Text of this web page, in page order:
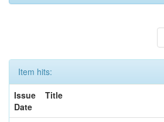
Item hits:
Issue
Date
Title